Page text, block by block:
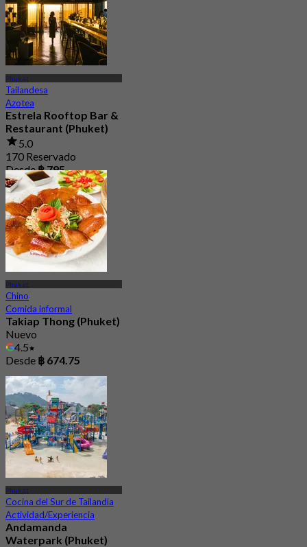
Phuket
Tailandesa
Azotea
Estrela Rooftop Bar &
Restaurant (Phuket)
5.0
170 Reservado
Desde฿ 795
Phuket
Chino
Comida informal
Takiap Thong (Phuket)
Nuevo
4.5
Desde ฿ 674.75
Phuket
Cocina del Sur de Tailandia
Actividad/Experiencia
Andamanda
Waterpark (Phuket)